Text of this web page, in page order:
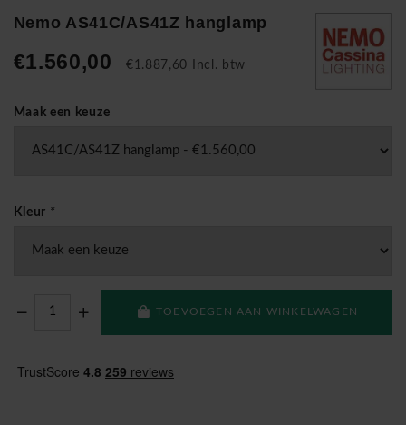
Nemo AS41C/AS41Z hanglamp
€1.560,00 €1.887,60 Incl. btw
Maak een keuze
Kleur *
TOEVOEGEN AAN WINKELWAGEN